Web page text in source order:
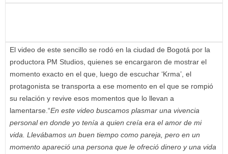
El video de este sencillo se rodó en la ciudad de Bogotá por la
productora PM Studios, quienes se encargaron de mostrar el
momento exacto en el que, luego de escuchar ‘Krma’, el
protagonista se transporta a ese momento en el que se rompió
su relación y revive esos momentos que lo llevan a
lamentarse.“En este video buscamos plasmar una vivencia
personal en donde yo tenía a quien creía era el amor de mi
vida. Llevábamos un buen tiempo como pareja, pero en un
momento apareció una persona que le ofreció dinero y una vida